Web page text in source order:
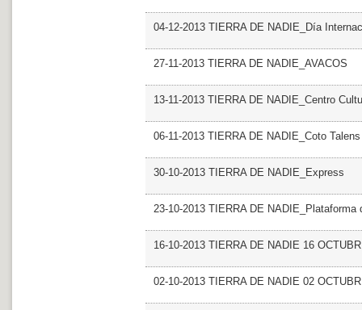
04-12-2013 TIERRA DE NADIE_Día
27-11-2013 TIERRA DE NADIE_AVACOS
13-11-2013 TIERRA DE NADIE_Centro
06-11-2013 TIERRA DE NADIE_Coto Talens
30-10-2013 TIERRA DE NADIE_Express
23-10-2013 TIERRA DE
16-10-2013 TIERRA DE NADIE 16
02-10-2013 TIERRA DE NADIE 02